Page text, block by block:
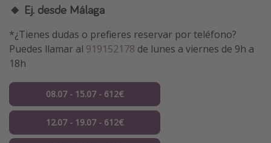
🔸 Ej. desde Málaga
*¿Tienes dudas o prefieres reservar por teléfono?
Puedes llamar al 919152178 de lunes a viernes de 9h a
18h
08.07 - 15.07 - 612€
12.07 - 19.07 - 612€